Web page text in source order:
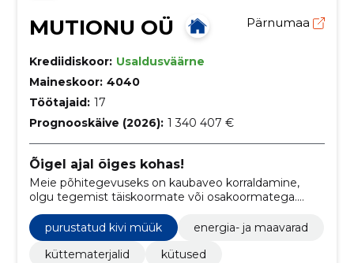
MUTIONU OÜ Pärnumaa
Krediidiskoor: Usaldusväärne
Maineskoor: 4040
Töötajaid: 17
Prognooskäive (2026): 1 340 407 €
Õigel ajal õiges kohas!
Meie põhitegevuseks on kaubaveo korraldamine,
olgu tegemist täiskoormate või osakoormatega.
Teame, et iga kaup on oluline ja iga tellimus väärib
tähelepanu. Seetõttu tagame, et Sinu kaup jõuaks
alati õigel ajal ja ohutult sihtkohta.
purustatud kivi müük
energia- ja maavarad
küttematerjalid
kütused